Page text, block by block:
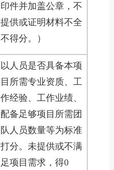
印件并加盖公章，不
提供或证明材料不全
不得分。）
以人员是否具备本项
目所需专业资质、工
作经验、工作业绩、
配备足够项目所需团
队人员数量等为标准
打分。未提供或不满
足项目需求，得0